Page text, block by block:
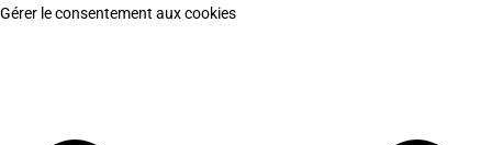
Gérer le consentement aux cookies